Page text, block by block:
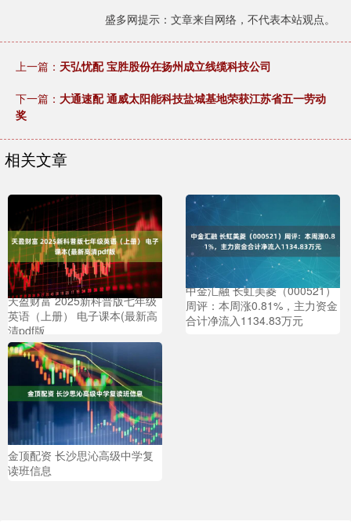
盛多网提示：文章来自网络，不代表本站观点。
上一篇： 天弘忧配 宝胜股份在扬州成立线缆科技公司
下一篇： 大通速配 通威太阳能科技盐城基地荣获江苏省五一劳动
奖
相关文章
天盈财富 2025新科普版七年级
英语（上册） 电子课本(最新高
清pdf版
中金汇融 长虹美菱（000521）
周评：本周涨0.81%，主力资金
合计净流入1134.83万元
金顶配资 长沙思沁高级中学复
读班信息